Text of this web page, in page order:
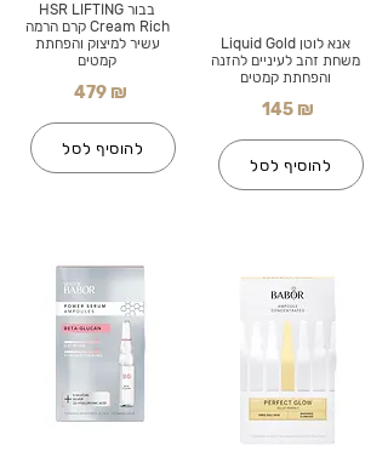
בבור HSR LIFTING
Cream Rich קרם הרמה
עשיר למיצוק והפחתת
קמטים
479 ₪
להוסיף לסל
אנא לוטן Liquid Gold
משחת זהב לעיניים להזנה
והפחתת קמטים
145 ₪
להוסיף לסל